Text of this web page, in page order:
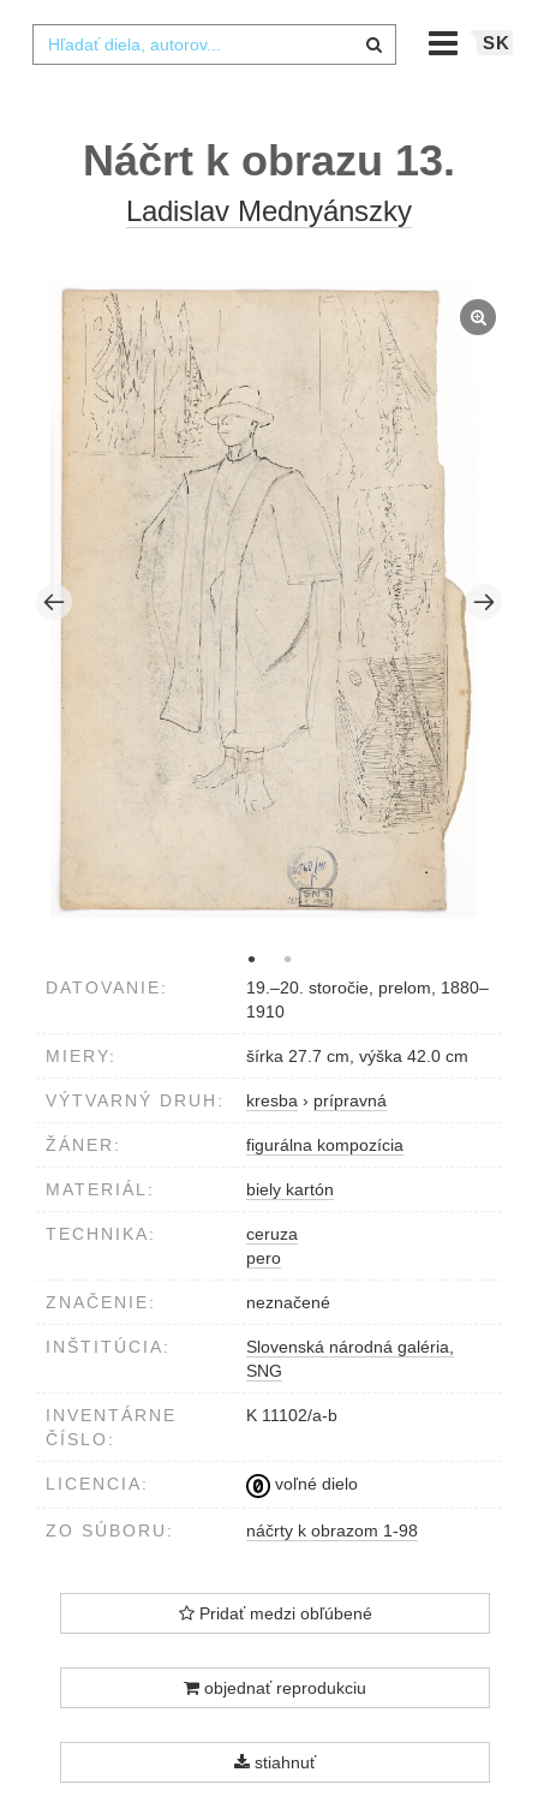
SK
Náčrt k obrazu 13.
Ladislav Mednyánszky
DATOVANIE:
19.–20. storočie, prelom, 1880–
1910
MIERY: šírka 27.7 cm, výška 42.0 cm
VÝTVARNÝ DRUH: kresba › prípravná
ŽÁNER: figurálna kompozícia
MATERIÁL: biely kartón
TECHNIKA:
ceruza
pero
ZNAČENIE: neznačené
INŠTITÚCIA:
Slovenská národná galéria,
SNG
INVENTÁRNE
ČÍSLO:
K 11102/a-b
LICENCIA: voľné dielo
ZO SÚBORU: náčrty k obrazom 1-98
Pridať medzi obľúbené
objednať reprodukciu
stiahnuť